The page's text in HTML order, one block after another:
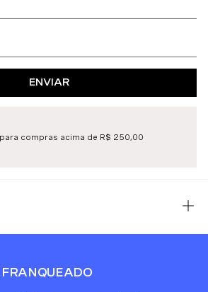
ENVIAR
compras acima de R$ 250,00